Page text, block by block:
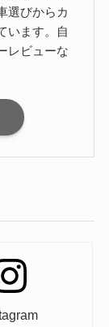
選びからカ
います。自
レビューな